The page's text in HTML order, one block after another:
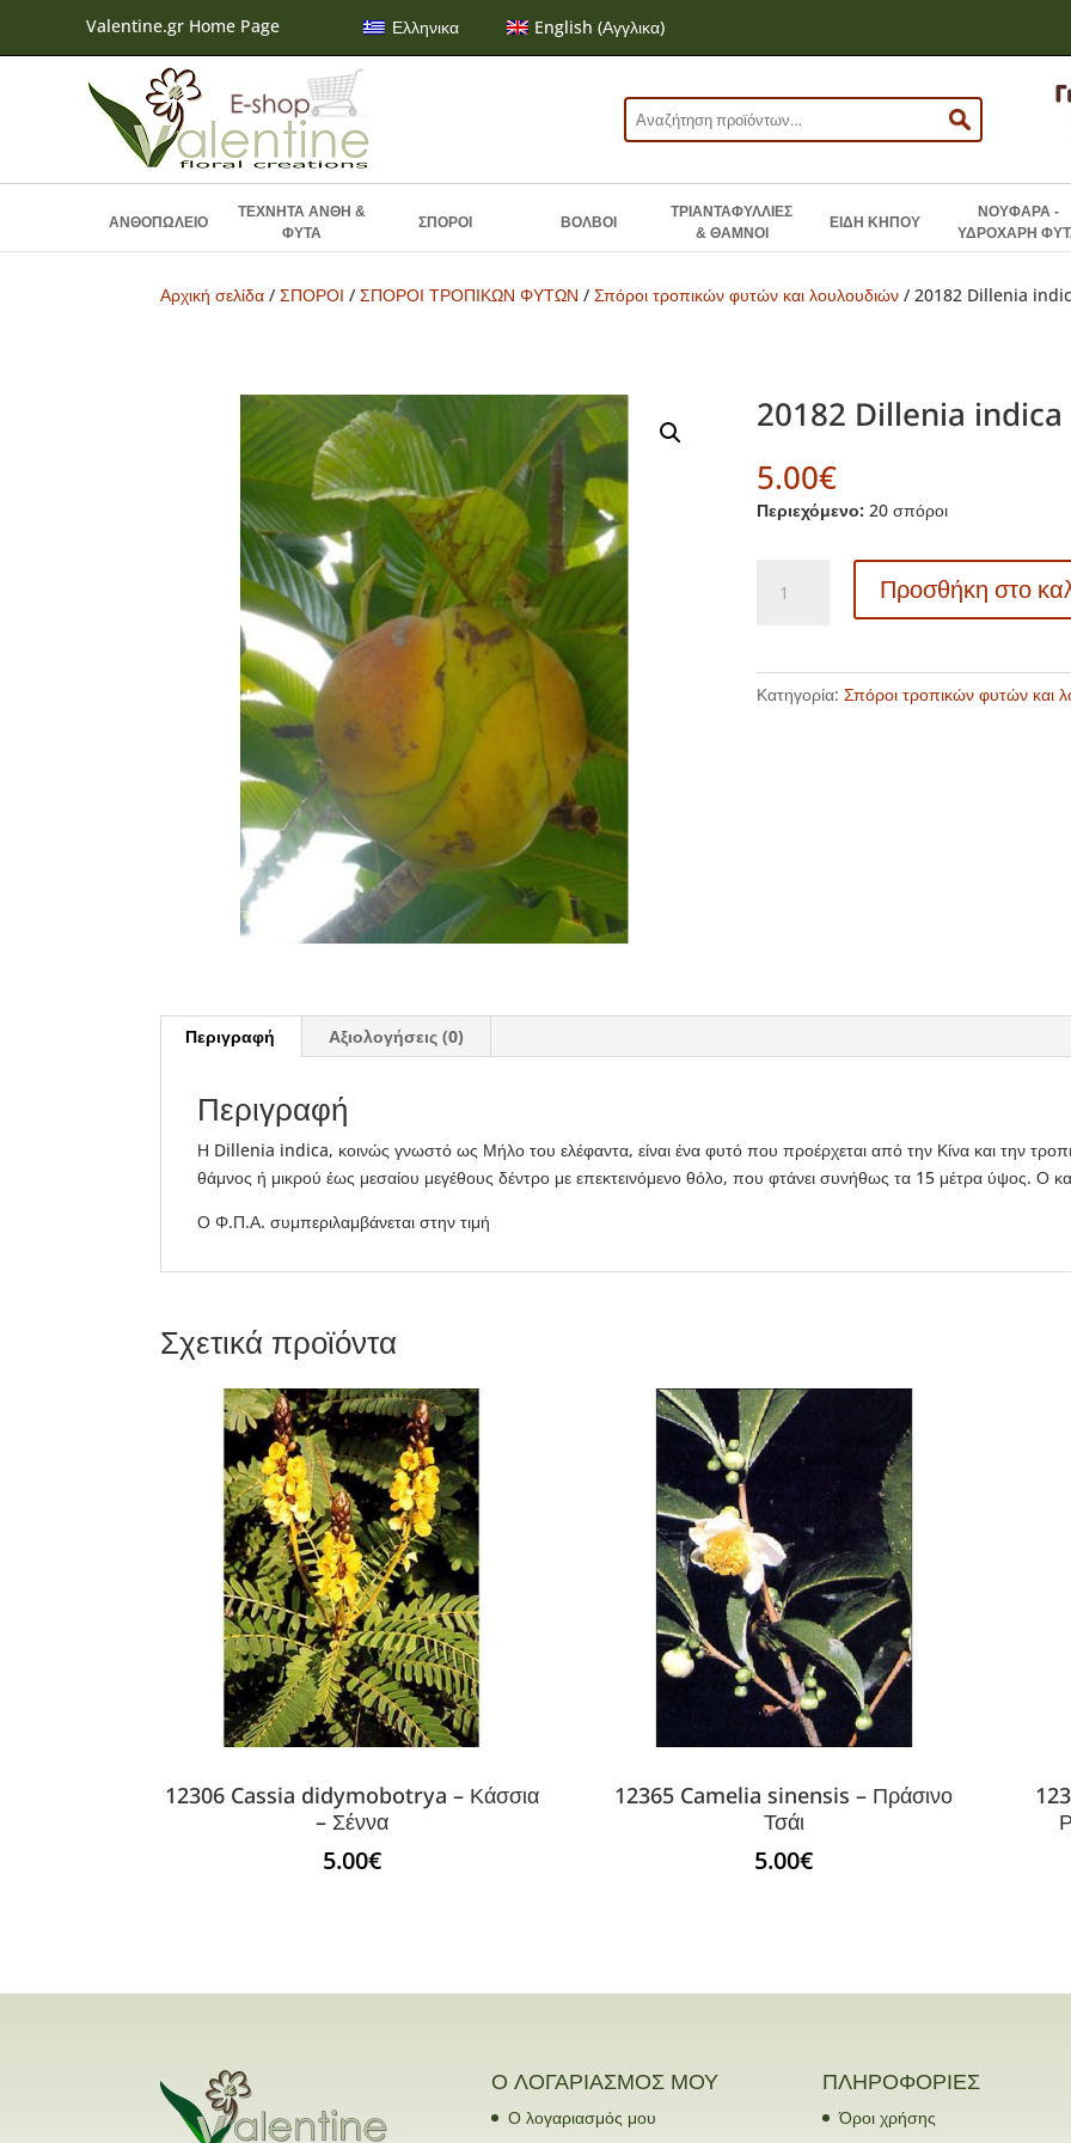
Valentine.gr Home Page Ελληνικα English (Αγγλικα)
Αναζήτηση
για:
ΑΝΘΟΠΩΛΕΙΟ
ΤΕΧΝΗΤΑ ΑΝΘΗ &
ΦΥΤΑ
ΣΠΟΡΟΙ ΒΟΛΒΟΙ
ΤΡΙΑΝΤΑΦΥΛΛΙΕΣ
& ΘΑΜΝΟΙ
ΕΙΔΗ ΚΗΠΟΥ
ΝΟΥΦΑΡΑ -
ΥΔΡΟΧΑΡΗ
Αρχική σελίδα /ΣΠΟΡΟΙ /ΣΠΟΡΟΙ ΤΡΟΠΙΚΩΝ ΦΥΤΩΝ /Σπόροι τροπικών φυτών και λουλουδιών / 20182 Dillenia
20182 Dillenia indica
5.00€
Περιεχόμενο: 20 σπόροι
Dillenia
Προσθήκη στο
Κατηγορία:Σπόροι τροπικών φυτών και
Περιγραφή Αξιολογήσεις (0)
Περιγραφή
Η Dillenia indica, κοινώς γνωστό ως Μήλο του ελέφαντα, είναι ένα φυτό που προέρχεται από την Κίνα και την
θάμνος ή μικρού έως μεσαίου μεγέθους δέντρο με επεκτεινόμενο θόλο, που φτάνει συνήθως τα 15 μέτρα ύψος. Ο
Ο Φ.Π.Α. συμπεριλαμβάνεται στην τιμή
Σχετικά προϊόντα
12306 Cassia didymobotrya – Κάσσια
– Σέννα
5.00€
12365 Camelia sinensis – Πράσινο
Τσάι
5.00€
Ο ΛΟΓΑΡΙΑΣΜΟΣ ΜΟΥ
Ο λογαριασμός μου
ΠΛΗΡΟΦΟΡΙΕΣ
Όροι χρήσης